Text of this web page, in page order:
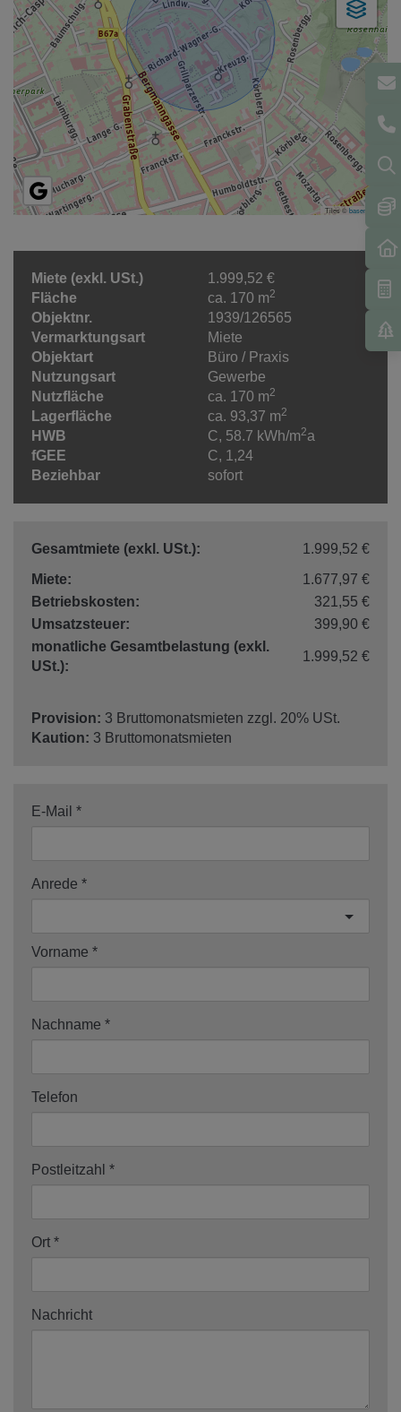
Tiles ©basemap.at
Miete (exkl. USt.)
1.999,52 €
Fläche
ca. 170 m2
Objektnr.
1939/126565
Vermarktungsart
Miete
Objektart
Büro / Praxis
Nutzungsart
Gewerbe
Nutzfläche
ca. 170 m2
Lagerfläche ca. 93,37 m2
HWB C, 58.7 kWh/m2a
fGEE
C, 1,24
Beziehbar
sofort
Gesamtmiete (exkl. USt.):
1.999,52 €
Miete:
1.677,97 €
Betriebskosten:
321,55 €
Umsatzsteuer:
399,90 €
monatliche Gesamtbelastung (exkl.
USt.):
1.999,52 €
Provision: 3 Bruttomonatsmieten zzgl. 20% USt.
Kaution: 3 Bruttomonatsmieten
E-Mail
Anrede
Vorname
Nachname
Telefon
Postleitzahl
Ort
Nachricht